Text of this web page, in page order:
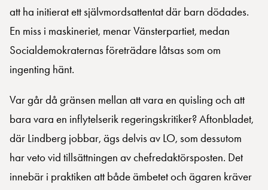
att ha initierat ett självmordsattentat där barn dödades.
En miss i maskineriet, menar Vänsterpartiet, medan
Socialdemokraternas företrädare låtsas som om
ingenting hänt.
Var går då gränsen mellan att vara en quisling och att
bara vara en inflytelserik regeringskritiker? Aftonbladet,
där Lindberg jobbar, ägs delvis av LO, som dessutom
har veto vid tillsättningen av chefredaktörsposten. Det
innebär i praktiken att både ämbetet och ägaren kräver